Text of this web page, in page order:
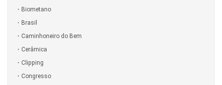
Biometano
Brasil
Caminhoneiro do Bem
Cerâmica
Clipping
Congresso